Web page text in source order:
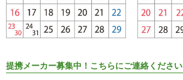
提携メーカー募集中！こちらにご連絡ください